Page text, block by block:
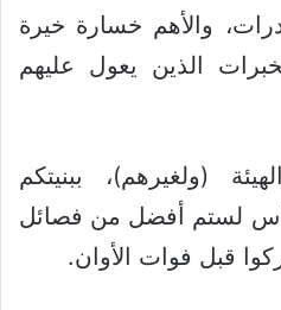
والأهم خسارة خيرة
الذين يعول عليهم
(ولغيرهم)، ببنيتكم
لستم أفضل من فصائل
قبل فوات الأوان.